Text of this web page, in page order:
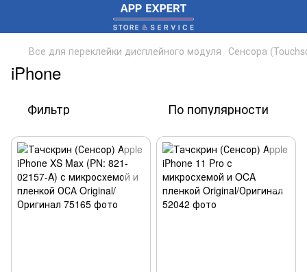
Все для переклейки дисплейного модуля Сенсора
iPhone
Фильтр По популярности